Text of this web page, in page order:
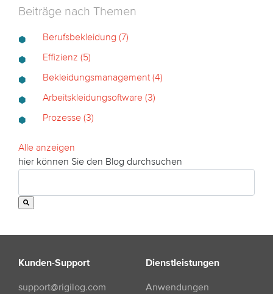
Beiträge nach Themen
Berufsbekleidung (7)
Effizienz (5)
Bekleidungsmanagement(4)
Arbeitskleidungsoftware (3)
Prozesse (3)
Alle anzeigen
hier können Sie den Blog durchsuchen
Kunden-Support
support@rigilog.com
Dienstleistungen
Anwendungen